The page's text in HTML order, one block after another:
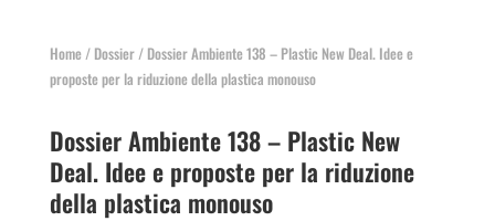
Home/ Dossier/ Dossier Ambiente 138 – Plastic New Deal. Idee e
proposte per la riduzione della plastica monouso
Dossier Ambiente 138 – Plastic New
Deal. Idee e proposte per la riduzione
della plastica monouso